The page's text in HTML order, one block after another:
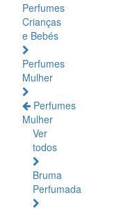
Perfumes
Crianças
e Bebés
Perfumes
Mulher
Perfumes
Mulher
Ver
todos
Bruma
Perfumada